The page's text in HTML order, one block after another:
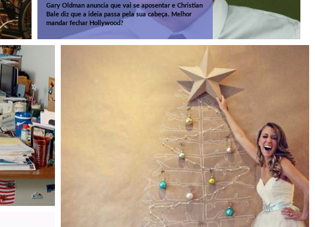
Gary Oldman anuncia que vai se aposentar e Christian
Bale diz que a ideia passa pela sua cabeça. Melhor
mandar fechar Hollywood?